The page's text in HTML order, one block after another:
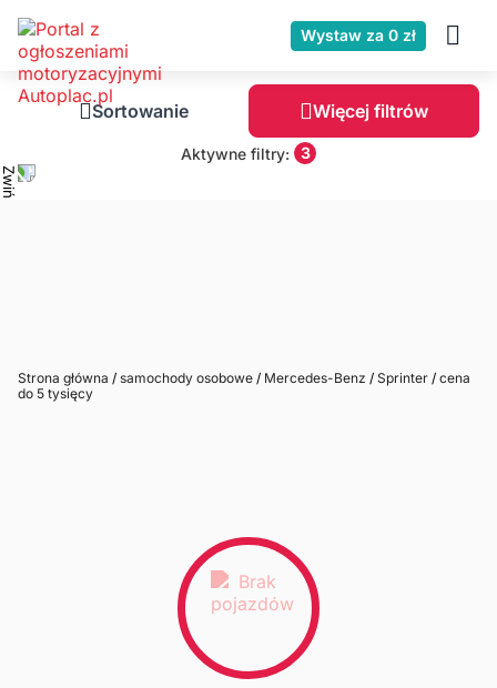
Wystaw za 0 zł
Sortowanie Więcej filtrów
Aktywne filtry: 3
Strona główna / samochody osobowe / Mercedes-Benz / Sprinter / cena
do 5 tysięcy